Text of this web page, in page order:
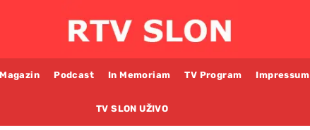
Magazin Podcast In Memoriam TV Program Impressum
TV SLON UŽIVO